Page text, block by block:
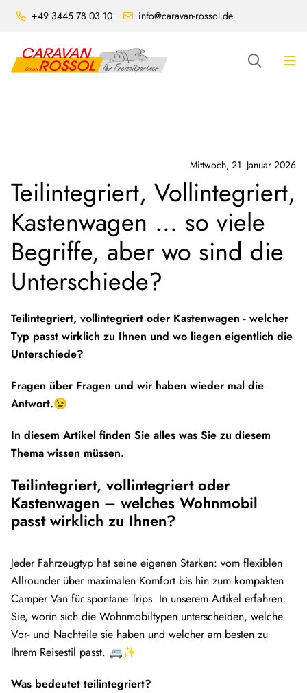
+49 3445 78 03 10 info@caravan-rossol.de
Mittwoch, 21. Januar 2026
Teilintegriert, Vollintegriert,
Kastenwagen ... so viele
Begriffe, aber wo sind die
Unterschiede?
Teilintegriert, vollintegriert oder Kastenwagen - welcher
Typ passt wirklich zu Ihnen und wo liegen eigentlich die
Unterschiede?
Fragen über Fragen und wir haben wieder mal die
Antwort.😉
In diesem Artikel finden Sie alles was Sie zu diesem
Thema wissen müssen.
Teilintegriert, vollintegriert oder
Kastenwagen – welches Wohnmobil
passt wirklich zu Ihnen?
Jeder Fahrzeugtyp hat seine eigenen Stärken: vom flexiblen
Allrounder über maximalen Komfort bis hin zum kompakten
Camper Van für spontane Trips. In unserem Artikel erfahren
Sie, worin sich die Wohnmobiltypen unterscheiden, welche
Vor- und Nachteile sie haben und welcher am besten zu
Ihrem Reisestil passt. 🚐✨
Was bedeutet teilintegriert?